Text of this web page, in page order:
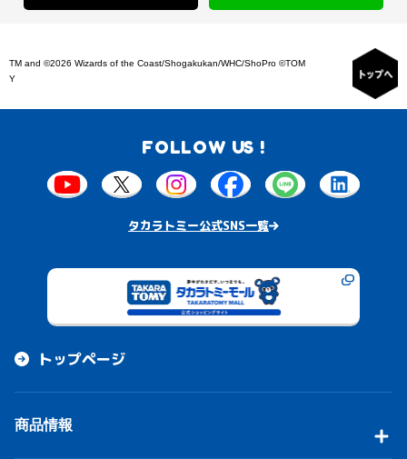
TM and ©2026 Wizards of the Coast/Shogakukan/WHC/ShoPro ©TOM
Y
FOLLOW US !
タカラトミー公式SNS一覧
トップページ
商品情報